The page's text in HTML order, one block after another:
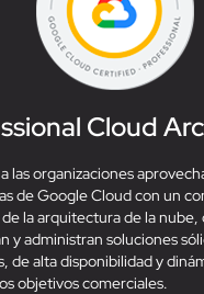
Cloud
las organizaciones
de Google Cloud con un
la arquitectura de la nube,
y administran soluciones
de alta disponibilidad y
objetivos comerciales.​